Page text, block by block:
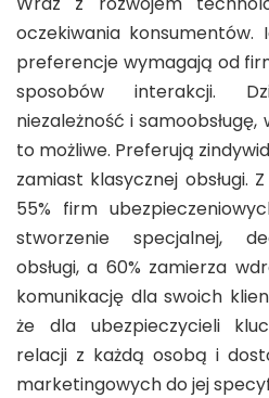
oczekiwania
preferencje wymagają od
sposobów interakcji.
niezależność i
to możliwe. Preferują
zamiast klasycznej obsługi.
55% firm
stworzenie specjalnej,
obsługi, a 60% zamierza
komunikację dla swoich
że dla ubezpieczycieli
relacji z każdą osobą i
marketingowych do jej